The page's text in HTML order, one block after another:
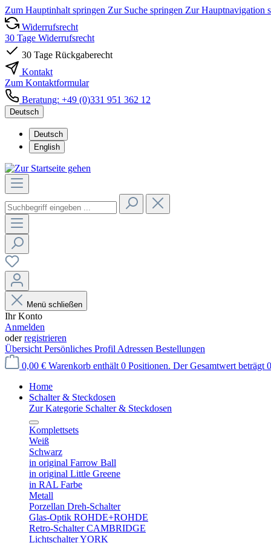
Zum Hauptinhalt springen Zur Suche springen Zur Hauptnavigation
Widerrufsrecht
30 Tage Widerrufsrecht
30 Tage Rückgaberecht
Kontakt
Zum Kontaktformular
Beratung: +49 (0)331 951 362 12
Deutsch
Deutsch
English
Menü schließen
Ihr Konto
Anmelden
oderregistrieren
Übersicht Persönliches Profil Adressen Bestellungen
0,00 € Warenkorb enthält 0 Positionen. Der Gesamtwert beträgt
Home
Schalter & Steckdosen
Zur Kategorie Schalter & Steckdosen
Komplettsets
Weiß
Schwarz
in original Farrow Ball
in original Little Greene
in RAL Farbe
Metall
Porzellan Dreh-Schalter
Glas-Optik ROHDE+ROHDE
Retro-Schalter CAMBRIDGE
Lichtschalter YORK